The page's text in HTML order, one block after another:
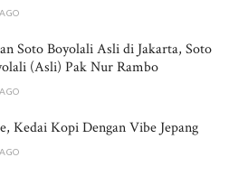
Soto Boyolali Asli di Jakarta, Soto
(Asli) Pak Nur Rambo
Kedai Kopi Dengan Vibe Jepang